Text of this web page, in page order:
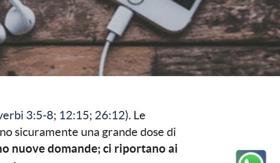
3:5-8; 12:15; 26:12). Le
sicuramente una grande dose di
nuove domande; ci riportano ai